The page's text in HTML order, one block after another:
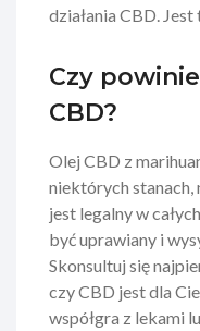
działania CBD.
Czy
CBD?
Olej CBD z
niektórych
jest legalny w
być uprawiany i
Skonsultuj się
czy CBD jest dla
współgra z lekami